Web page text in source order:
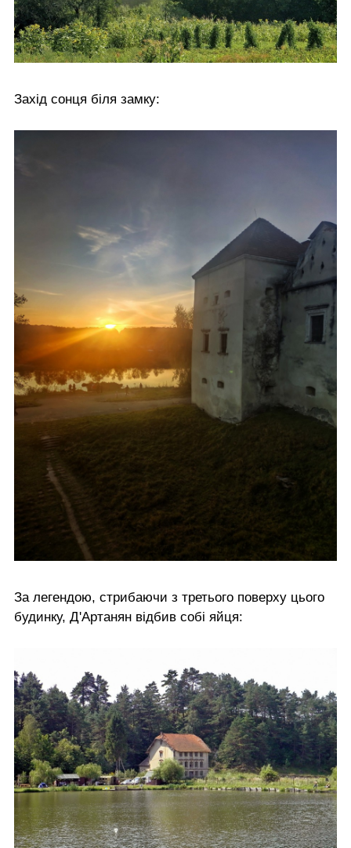
Захід сонця біля замку:
За легендою, стрибаючи з третього поверху цього
будинку, Д'Артанян відбив собі яйця: